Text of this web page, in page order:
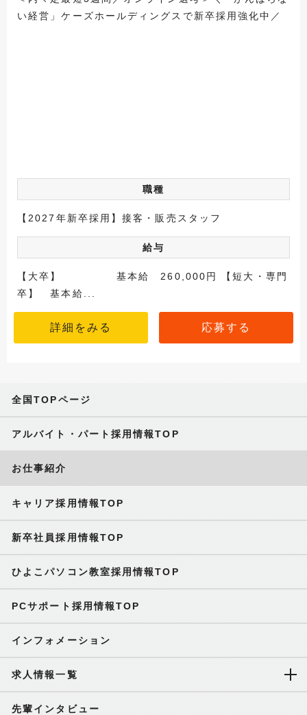
い経営」ケーズホールディングスで新卒採用強化中／
職種
【2027年新卒採用】接客・販売スタッフ
給与
【大卒】 基本給 260,000円 【短大・専門
卒】 基本給...
詳細をみる 応募する
全国TOPページ
アルバイト・パート採用情報TOP
お仕事紹介
キャリア採用情報TOP
新卒社員採用情報TOP
ひよこパソコン教室採用情報TOP
PCサポート採用情報TOP
インフォメーション
求人情報一覧
先輩インタビュー